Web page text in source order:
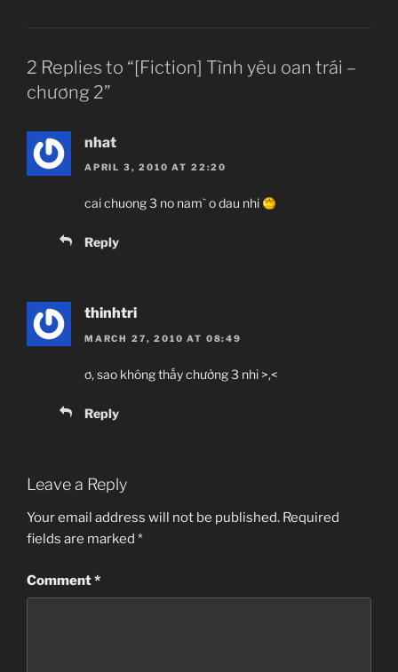
2 Replies to “[Fiction] Tình yêu oan trái –
chương 2”
nhat
APRIL 3, 2010 AT 22:20
cai chuong 3 no nam` o dau nhi
Reply
thinhtri
MARCH 27, 2010 AT 08:49
ơ, sao không thấy chưởng 3 nhỉ >,<
Reply
Leave a Reply
Your email address will not be published. Required
fields are marked *
Comment*